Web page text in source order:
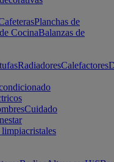
Planchas de
CocinaBalanzas de
RadiadoresCalefactores
Cuidado